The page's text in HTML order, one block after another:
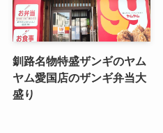
釧路名物特盛ザンギのヤム
ヤム愛国店のザンギ弁当大
盛り